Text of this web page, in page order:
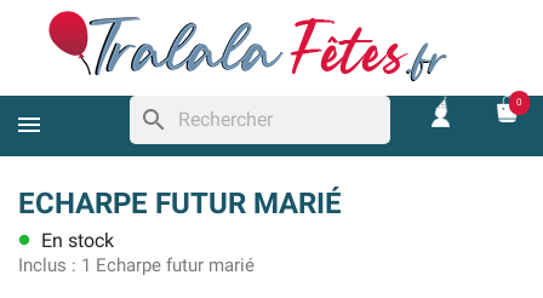
search
0
ECHARPE FUTUR MARIÉ
lens En stock
Inclus : 1 Echarpe futur marié